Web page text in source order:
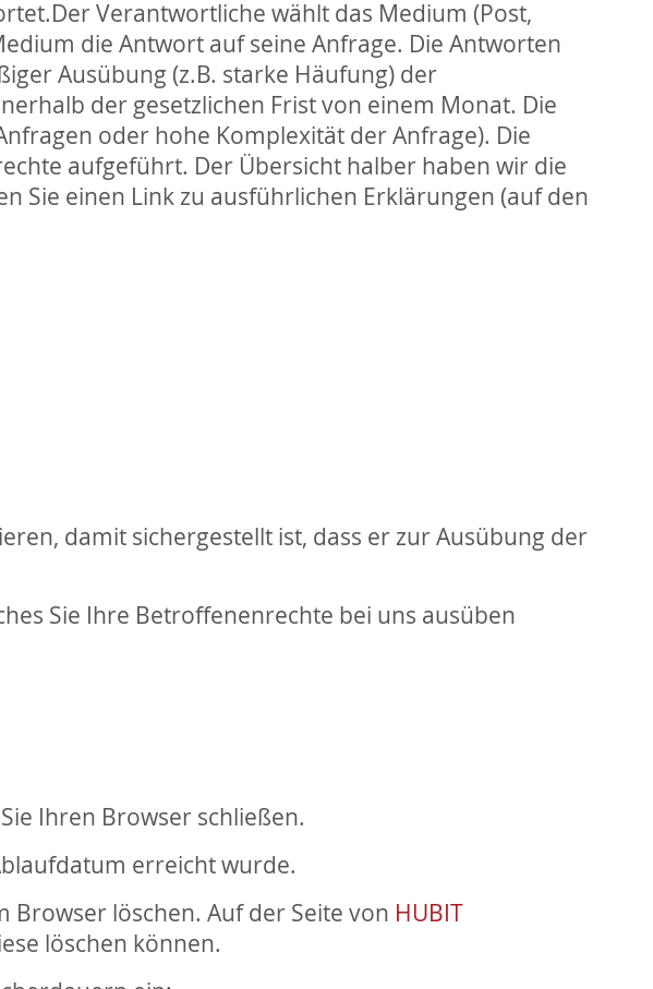
Verantwortliche wählt das Medium (Post,
die Antwort auf seine Anfrage. Die Antworten
Ausübung (z.B. starke Häufung) der
der gesetzlichen Frist von einem Monat. Die
oder hohe Komplexität der Anfrage). Die
aufgeführt. Der Übersicht halber haben wir die
einen Link zu ausführlichen Erklärungen (auf den
damit sichergestellt ist, dass er zur Ausübung der
Sie Ihre Betroffenenrechte bei uns ausüben
Ihren Browser schließen.
erreicht wurde.
Browser löschen. Auf der Seite von HUBIT
löschen können.